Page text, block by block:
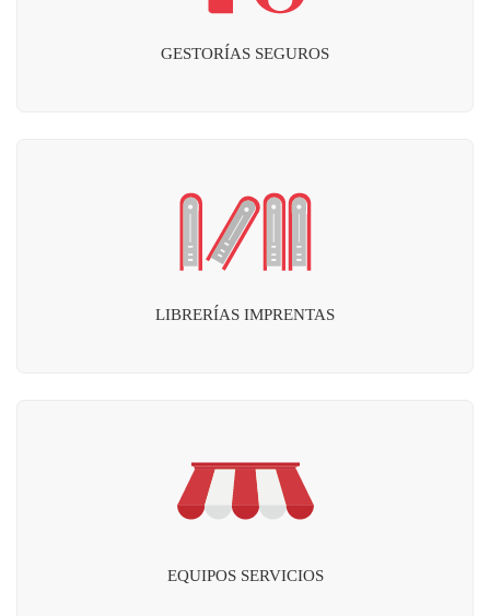
GESTORÍAS SEGUROS
LIBRERÍAS IMPRENTAS
EQUIPOS SERVICIOS